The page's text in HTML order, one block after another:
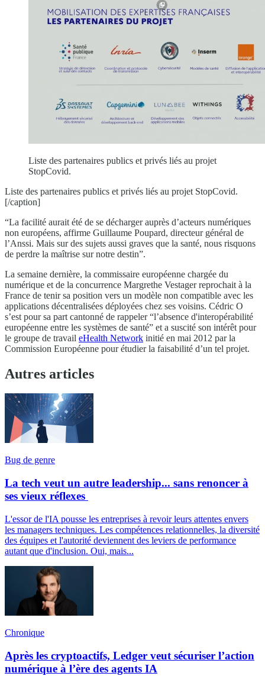
Liste des partenaires publics et privés liés au projet
StopCovid.
Liste des partenaires publics et privés liés au projet StopCovid.
[/caption]
“La facilité aurait été de se décharger auprès d’acteurs numériques
non européens, affirme Guillaume Poupard, directeur général de
l’Anssi. Mais sur des sujets aussi graves que la santé, nous risquons
de perdre la maîtrise sur notre destin”.
La semaine dernière, la commissaire européenne chargée du
numérique et de la concurrence Margrethe Vestager reprochait à la
France de tenir sa position vers un modèle non compatible avec les
applications décentralisées déployées chez ses voisins. Cédric O
s’est pour sa part cantonné de rappeler “l’absence d'interopérabilité
européenne entre les systèmes de santé” et a suscité son intérêt pour
le groupe de travail eHealth Network initié en mai 2012 par la
Commission Européenne pour étudier la faisabilité d’un tel projet.
Autres articles
Bug de genre
La tech veut un autre leadership... sans renoncer à
ses vieux réflexes
L'essor de l'IA pousse les entreprises à revoir leurs attentes envers
les managers techniques. Les compétences relationnelles, la diversité
des équipes et l'autorité deviennent des leviers de performance
autant que d'inclusion. Oui, mais...
Chronique
Après les cryptoactifs, Ledger veut sécuriser l’action
numérique à l’ère des agents IA